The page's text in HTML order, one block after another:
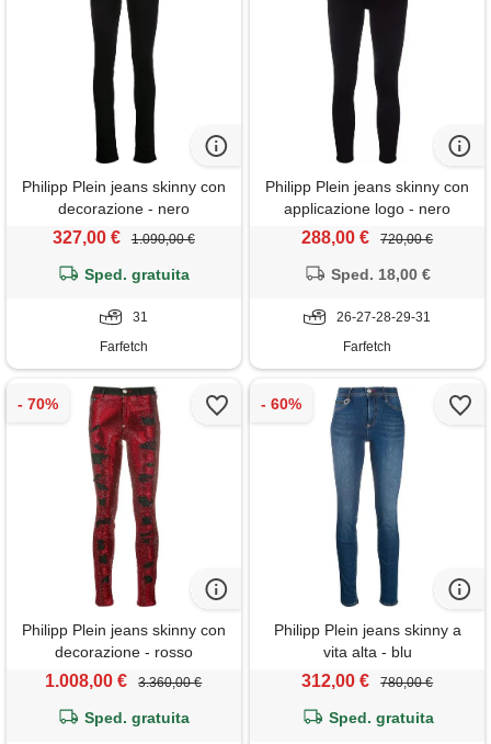
Philipp Plein jeans skinny con
decorazione - nero
327,00 € 1.090,00 €
Sped. gratuita
31
Farfetch
Philipp Plein jeans skinny con
applicazione logo - nero
288,00 € 720,00 €
Sped. 18,00 €
26-27-28-29-31
Farfetch
Philipp Plein jeans skinny con
decorazione - rosso
1.008,00 € 3.360,00 €
Sped. gratuita
Philipp Plein jeans skinny a
vita alta - blu
312,00 € 780,00 €
Sped. gratuita